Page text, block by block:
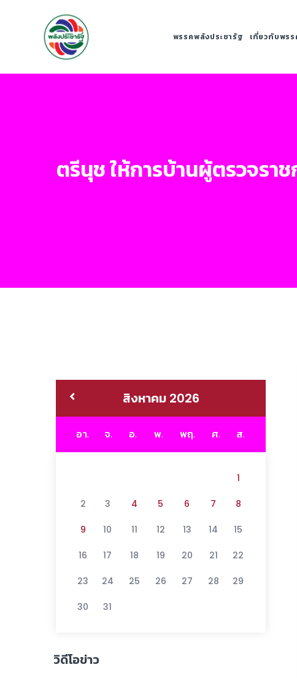
พรรคพลังประชารัฐ เกี่ยวกับพรร
ตรีนุช ให้การบ้านผู้ตรวจรา
สิงหาคม 2026
อา. จ. อ. พ. พฤ. ศ. ส.
1
2 3 4 5 6 7 8
9 10 11 12 13 14 15
16 17 18 19 20 21 22
23 24 25 26 27 28 29
30 31
วิดีโอข่าว